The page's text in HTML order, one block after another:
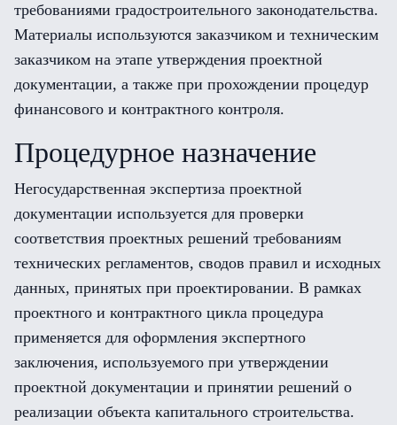
требованиями градостроительного законодательства.
Материалы используются заказчиком и техническим
заказчиком на этапе утверждения проектной
документации, а также при прохождении процедур
финансового и контрактного контроля.
Процедурное назначение
Негосударственная экспертиза проектной
документации используется для проверки
соответствия проектных решений требованиям
технических регламентов, сводов правил и исходных
данных, принятых при проектировании. В рамках
проектного и контрактного цикла процедура
применяется для оформления экспертного
заключения, используемого при утверждении
проектной документации и принятии решений о
реализации объекта капитального строительства.